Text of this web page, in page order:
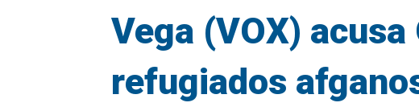
Vega (VOX)
refugiados